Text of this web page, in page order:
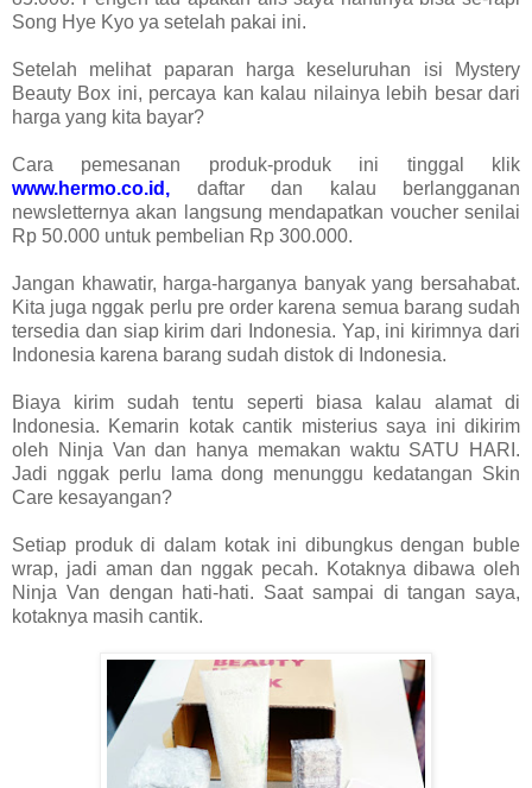
Song Hye Kyo ya setelah pakai ini.
Setelah melihat paparan harga keseluruhan isi Mystery
Beauty Box ini, percaya kan kalau nilainya lebih besar dari
harga yang kita bayar?
Cara pemesanan produk-produk ini tinggal klik
www.hermo.co.id, daftar dan kalau berlangganan
newsletternya akan langsung mendapatkan voucher senilai
Rp 50.000 untuk pembelian Rp 300.000.
Jangan khawatir, harga-harganya banyak yang bersahabat.
Kita juga nggak perlu pre order karena semua barang sudah
tersedia dan siap kirim dari Indonesia. Yap, ini kirimnya dari
Indonesia karena barang sudah distok di Indonesia.
Biaya kirim sudah tentu seperti biasa kalau alamat di
Indonesia. Kemarin kotak cantik misterius saya ini dikirim
oleh Ninja Van dan hanya memakan waktu SATU HARI.
Jadi nggak perlu lama dong menunggu kedatangan Skin
Care kesayangan?
Setiap produk di dalam kotak ini dibungkus dengan buble
wrap, jadi aman dan nggak pecah. Kotaknya dibawa oleh
Ninja Van dengan hati-hati. Saat sampai di tangan saya,
kotaknya masih cantik.